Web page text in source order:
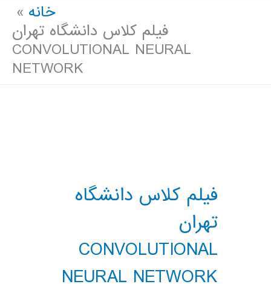
خانه
فیلم کلاس دانشگاه تهران
CONVOLUTIONAL NEURAL
NETWORK
فیلم کلاس دانشگاه
تهران
CONVOLUTIONAL
NEURAL NETWORK